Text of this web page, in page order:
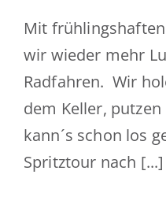
Mit
wir wieder mehr
Radfahren. Wir
dem Keller,
kann´s schon los
Spritztour nach [...]